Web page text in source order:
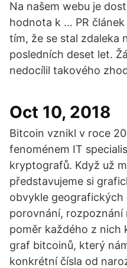
Na našem webu je
hodnota k … PR
tím, že se stal zdaleka
posledních deset let.
nedocílil takového
Oct 10, 2018
Bitcoin vznikl v roce
fenoménem IT
kryptografů. Když už
představujeme si
obvykle
porovnání,
poměr každého z nich
graf bitcoinů, který
konkrétní čísla od